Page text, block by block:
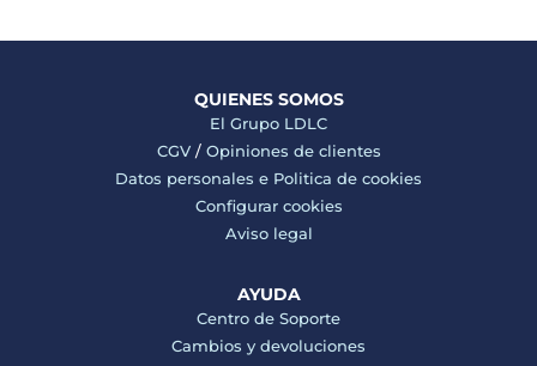
QUIENES SOMOS
El Grupo LDLC
CGV/ Opiniones de clientes
Datos personales e Politica de cookies
Configurar cookies
Aviso legal
AYUDA
Centro de Soporte
Cambios y devoluciones